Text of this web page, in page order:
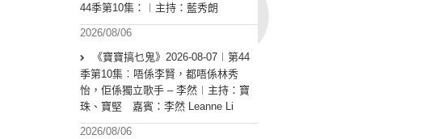
44季第10集：︱主持：藍秀朗
2026/08/06
《寶寶搞乜鬼》2026-08-07︱第44
季第10集︰唔係李賢，都唔係林秀
怡，佢係獨立歌手 – 李然︱主持：寶
珠、寶堅 嘉賓：李然 Leanne Li
2026/08/06